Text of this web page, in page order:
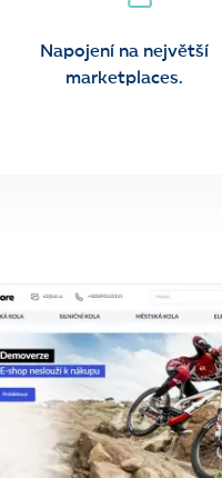
Napojení na největší
marketplaces.